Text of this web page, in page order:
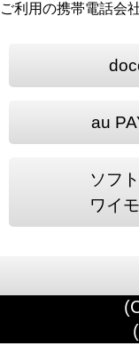
ご利用の携帯電話会
au
ソフ
ワイ